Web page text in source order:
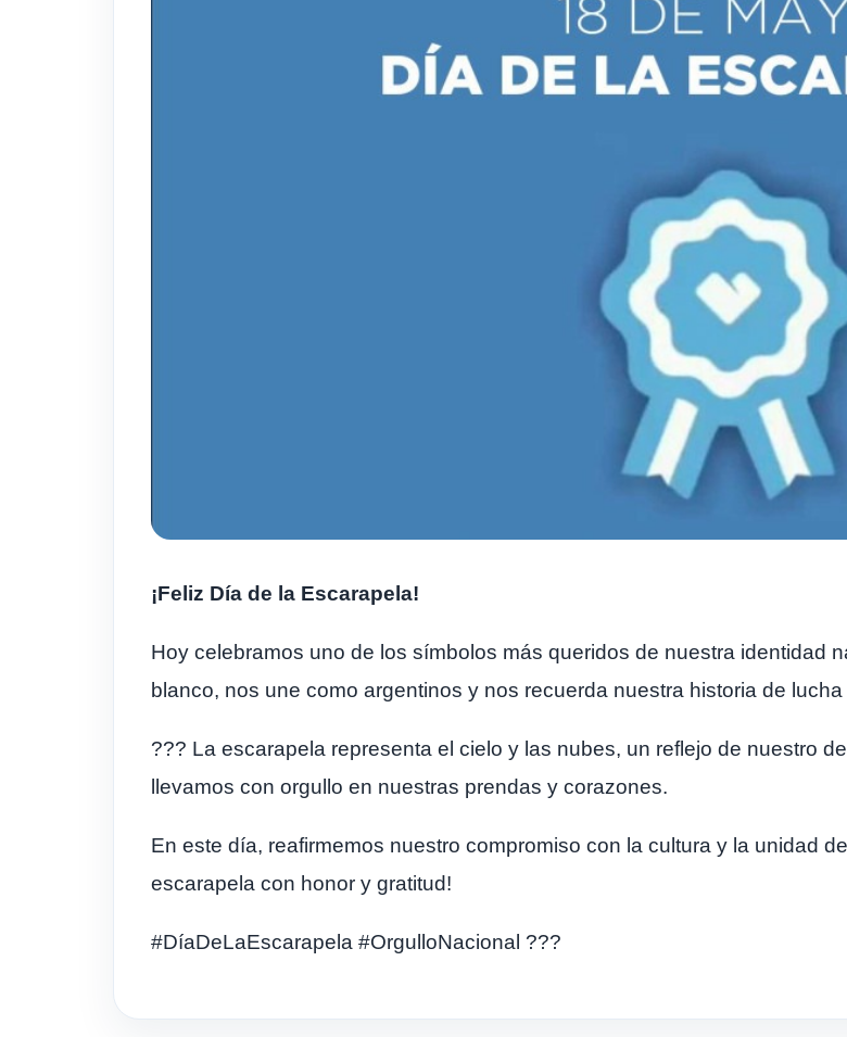
¡Feliz Día de la Escarapela!
Hoy celebramos uno de los símbolos más queridos de nuestra identidad
blanco, nos une como argentinos y nos recuerda nuestra historia de
??? La escarapela representa el cielo y las nubes, un reflejo de nuestro
llevamos con orgullo en nuestras prendas y corazones.
En este día, reafirmemos nuestro compromiso con la cultura y la unidad
escarapela con honor y gratitud!
#DíaDeLaEscarapela #OrgulloNacional ???